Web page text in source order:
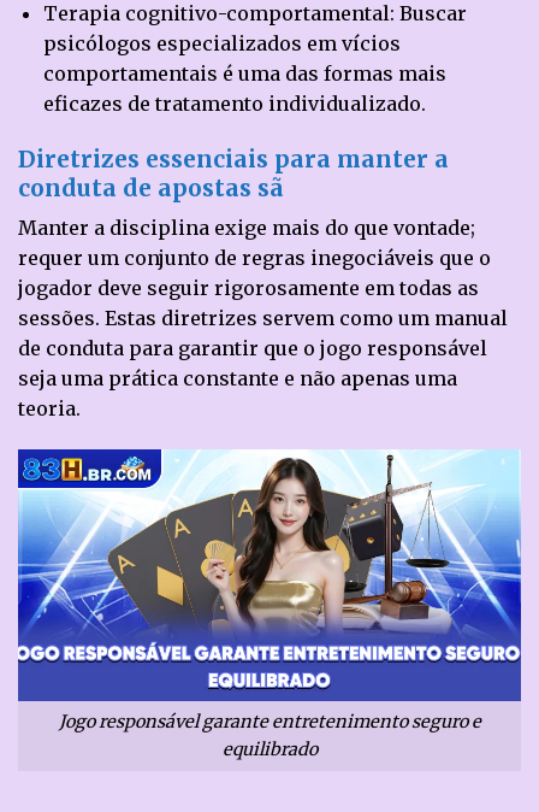
Terapia cognitivo-comportamental: Buscar
psicólogos especializados em vícios
comportamentais é uma das formas mais
eficazes de tratamento individualizado.
Diretrizes essenciais para manter a
conduta de apostas sã
Manter a disciplina exige mais do que vontade;
requer um conjunto de regras inegociáveis que o
jogador deve seguir rigorosamente em todas as
sessões. Estas diretrizes servem como um manual
de conduta para garantir que o jogo responsável
seja uma prática constante e não apenas uma
teoria.
Jogo responsável garante entretenimento seguro e
equilibrado